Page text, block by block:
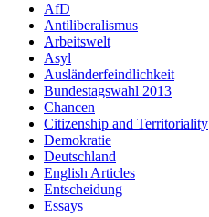
AfD
Antiliberalismus
Arbeitswelt
Asyl
Ausländerfeindlichkeit
Bundestagswahl 2013
Chancen
Citizenship and Territoriality
Demokratie
Deutschland
English Articles
Entscheidung
Essays